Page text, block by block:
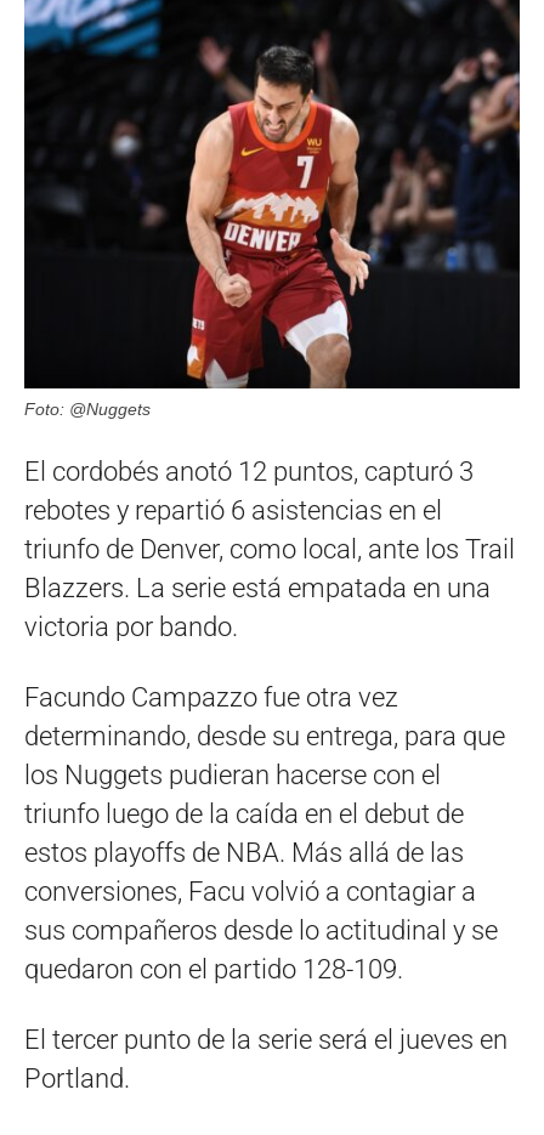
Foto: @Nuggets
El cordobés anotó 12 puntos, capturó 3
rebotes y repartió 6 asistencias en el
triunfo de Denver, como local, ante los Trail
Blazzers. La serie está empatada en una
victoria por bando.
Facundo Campazzo fue otra vez
determinando, desde su entrega, para que
los Nuggets pudieran hacerse con el
triunfo luego de la caída en el debut de
estos playoffs de NBA. Más allá de las
conversiones, Facu volvió a contagiar a
sus compañeros desde lo actitudinal y se
quedaron con el partido 128-109.
El tercer punto de la serie será el jueves en
Portland.